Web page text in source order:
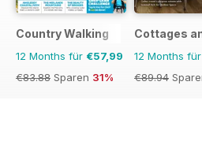
Country Walking
12 Months für €57,99
€83.88 Sparen 31%
Cottages
12 Months für
€89.94